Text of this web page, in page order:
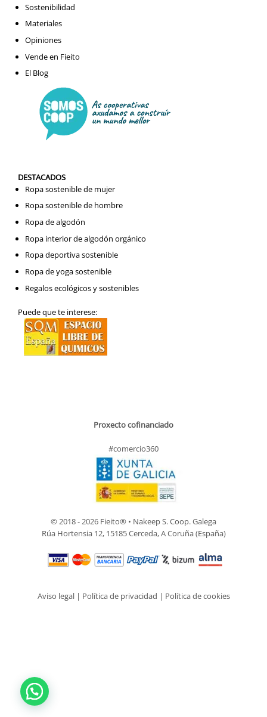
Sostenibilidad
Materiales
Opiniones
Vende en Fieito
El Blog
DESTACADOS
Ropa sostenible de mujer
Ropa sostenible de hombre
Ropa de algodón
Ropa interior de algodón orgánico
Ropa deportiva sostenible
Ropa de yoga sostenible
Regalos ecológicos y sostenibles
Puede que te interese:
Proxecto cofinanciado
#comercio360
© 2018 - 2026 Fieito® • Nakeep S. Coop. Galega
Rúa Hortensia 12, 15185 Cerceda, A Coruña (España)
Aviso legal| Política de privacidad | Política de cookies